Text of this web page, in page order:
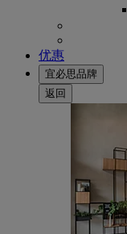
优惠
宜必思品牌
返回